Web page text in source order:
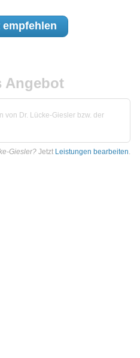
empfehlen
Angebot
von Dr. Lücke-Giesler bzw. der
Giesler? Jetzt Leistungen bearbeiten.